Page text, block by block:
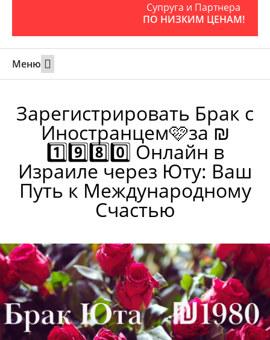
Супруга и Партнера
ПО НИЗКИМ ЦЕНАМ!
Меню
Зарегистрировать Брак с
Иностранцем🩷за ₪
1️⃣9️⃣8️⃣0️⃣ Онлайн в
Израиле через Юту: Ваш
Путь к Международному
Счастью